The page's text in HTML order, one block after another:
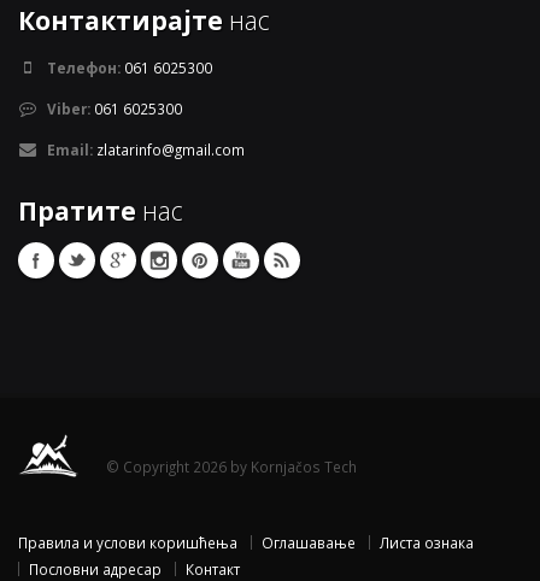
Контактирајте нас
Телефон: 061 6025300
Viber: 061 6025300
Email: zlatarinfo@gmail.com
Пратите нас
© Copyright 2026 by Kornjačos Tech
Правила и услови коришћења Оглашавање
Листа ознака
Пословни адресар
Контакт